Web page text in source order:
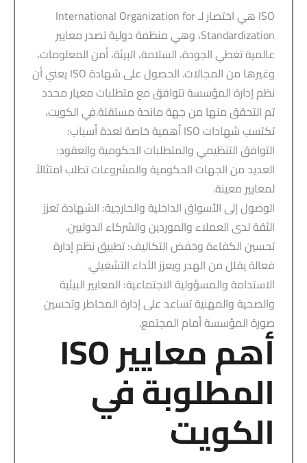
ISO هي اختصار لـ International Organization for
Standardization، وهي منظمة دولية تصدر معايير
عالمية تغطي الجودة، السلامة، البيئة، أمن المعلومات،
وغيرها من المجالات. الحصول على شهادة ISO يعني أن
نظم إدارة المؤسسة تتوافق مع متطلبات معيار محدد
تم التحقق منها من جهة مانحة مستقلة.في الكويت،
تكتسب شهادات ISO أهمية خاصة لعدة أسباب:
التوافق التنظيمي والمتطلبات الحكومية والعقود:
العديد من الجهات الحكومية والمشروعات تطلب امتثالاً
لمعايير معينة.
الوصول إلى الأسواق الداخلية والخارجية: الشهادة تعزز
الثقة لدى العملاء والموردين والشركاء الدوليين.
تحسين الكفاءة وخفض التكاليف: تطبيق نظم إدارة
فعالة يقلل من الهدر ويعزز الأداء التشغيلي.
الاستدامة والمسؤولية الاجتماعية: المعايير البيئية
والصحية والمهنية تساعد على إدارة المخاطر وتحسين
صورة المؤسسة أمام المجتمع.
أهم معايير ISO
المطلوبة في
الكويت